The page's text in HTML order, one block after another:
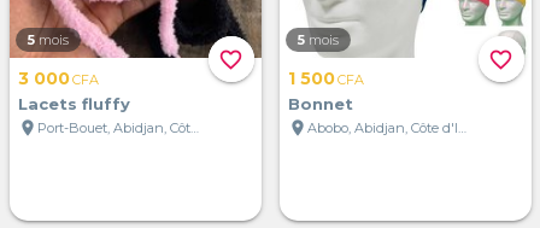
favorite_border
5 mois
3 000CFA
Lacets fluffy
location_on
Port-Bouet, Abidjan, Côte d'Ivoire
favorite_border
5 mois
1 500CFA
Bonnet
location_on
Abobo, Abidjan, Côte d'Ivoire